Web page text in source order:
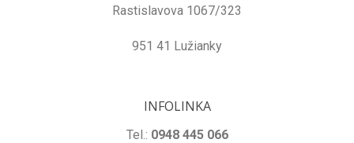
Rastislavova 1067/323
951 41 Lužianky
INFOLINKA
Tel.: 0948 445 066